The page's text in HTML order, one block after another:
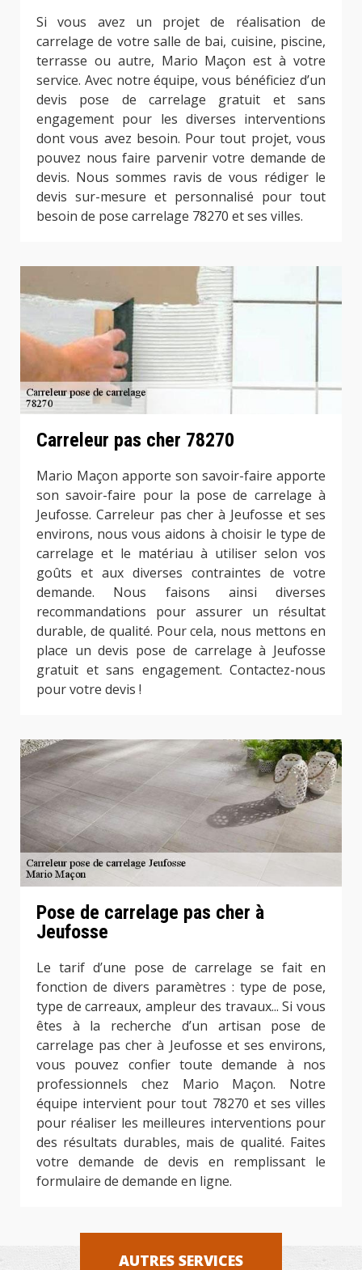
Si vous avez un projet de réalisation de
carrelage de votre salle de bai, cuisine, piscine,
terrasse ou autre, Mario Maçon est à votre
service. Avec notre équipe, vous bénéficiez d’un
devis pose de carrelage gratuit et sans
engagement pour les diverses interventions
dont vous avez besoin. Pour tout projet, vous
pouvez nous faire parvenir votre demande de
devis. Nous sommes ravis de vous rédiger le
devis sur-mesure et personnalisé pour tout
besoin de pose carrelage 78270 et ses villes.
Carreleur pas cher 78270
Mario Maçon apporte son savoir-faire apporte
son savoir-faire pour la pose de carrelage à
Jeufosse. Carreleur pas cher à Jeufosse et ses
environs, nous vous aidons à choisir le type de
carrelage et le matériau à utiliser selon vos
goûts et aux diverses contraintes de votre
demande. Nous faisons ainsi diverses
recommandations pour assurer un résultat
durable, de qualité. Pour cela, nous mettons en
place un devis pose de carrelage à Jeufosse
gratuit et sans engagement. Contactez-nous
pour votre devis !
Pose de carrelage pas cher à
Jeufosse
Le tarif d’une pose de carrelage se fait en
fonction de divers paramètres : type de pose,
type de carreaux, ampleur des travaux... Si vous
êtes à la recherche d’un artisan pose de
carrelage pas cher à Jeufosse et ses environs,
vous pouvez confier toute demande à nos
professionnels chez Mario Maçon. Notre
équipe intervient pour tout 78270 et ses villes
pour réaliser les meilleures interventions pour
des résultats durables, mais de qualité. Faites
votre demande de devis en remplissant le
formulaire de demande en ligne.
AUTRES SERVICES